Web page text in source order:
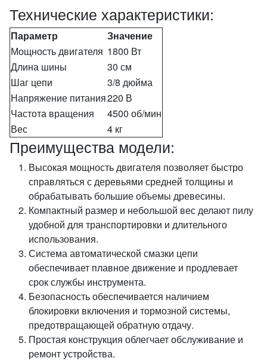
Технические характеристики:
Параметр
Значение
Мощность двигателя 1800 Вт
Длина шины
30 см
Шаг цепи
3/8 дюйма
Напряжение питания220 В
Частота вращения
4500 об/мин
Вес
4 кг
Преимущества модели:
Высокая мощность двигателя позволяет быстро
справляться с деревьями средней толщины и
обрабатывать большие объемы древесины.
Компактный размер и небольшой вес делают пилу
удобной для транспортировки и длительного
использования.
Система автоматической смазки цепи
обеспечивает плавное движение и продлевает
срок службы инструмента.
Безопасность обеспечивается наличием
блокировки включения и тормозной системы,
предотвращающей обратную отдачу.
Простая конструкция облегчает обслуживание и
ремонт устройства.